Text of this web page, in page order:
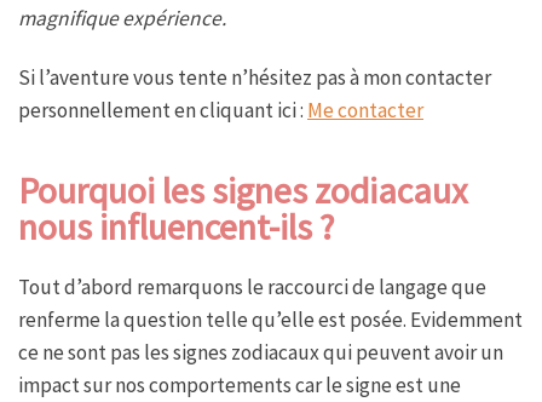
magnifique expérience.
Si l’aventure vous tente n’hésitez pas à mon contacter
personnellement en cliquant ici : Me contacter
Pourquoi les signes zodiacaux
nous influencent-ils ?
Tout d’abord remarquons le raccourci de langage que
renferme la question telle qu’elle est posée. Evidemment
ce ne sont pas les signes zodiacaux qui peuvent avoir un
impact sur nos comportements car le signe est une